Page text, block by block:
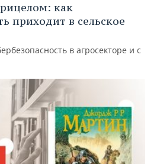
как
приходит в сельское
в агросекторе и с